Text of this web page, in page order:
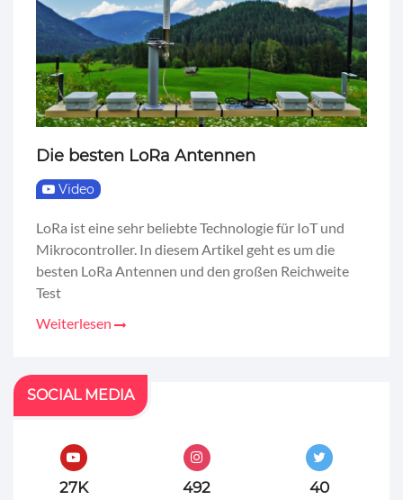
Die besten LoRa Antennen
Video
LoRa ist eine sehr beliebte Technologie für IoT und
Mikrocontroller. In diesem Artikel geht es um die
besten LoRa Antennen und den großen Reichweite
Test
Weiterlesen
SOCIAL MEDIA
27K 492 40